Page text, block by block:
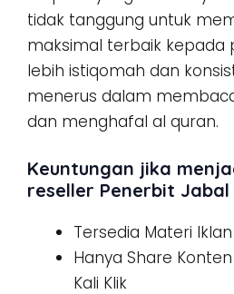
tidak tanggung untuk
maksimal terbaik kepada
lebih istiqomah dan
menerus dalam
dan menghafal al quran.
Keuntungan jika
reseller Penerbit Jabal
Tersedia Materi Iklan
Hanya Share
Kali Klik